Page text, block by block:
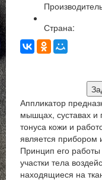
Страна:
Аппликатор
мышцах, суставах и
тонуса кожи и
является прибором
Принцип его
участки тела
находящиеся на